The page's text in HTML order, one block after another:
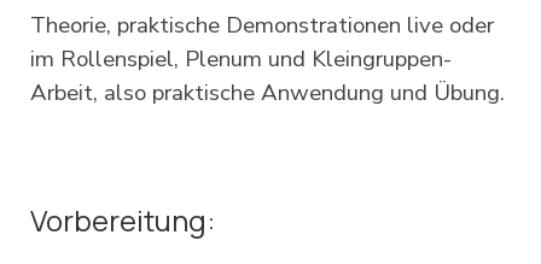
Theorie, praktische Demonstrationen live oder
im Rollenspiel, Plenum und Kleingruppen-
Arbeit, also praktische Anwendung und Übung.
Vorbereitung: